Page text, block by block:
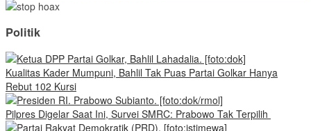
Politik
Kualitas Kader Mumpuni, Bahlil Tak Puas Partai Golkar Hanya
Rebut 102 Kursi
Pilpres Digelar Saat Ini, Survei SMRC: Prabowo Tak Terpilih